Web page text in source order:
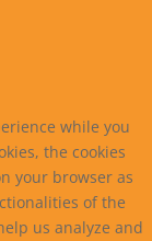
while you
the cookies
your browser as
of the
us analyze and